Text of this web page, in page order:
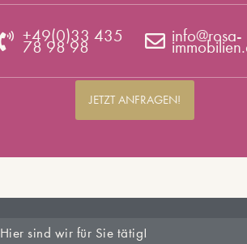
+49(0)33 435
78 98 98
info@rosa-
JETZT ANFRAGEN!
Hier sind wir für Sie tätig!